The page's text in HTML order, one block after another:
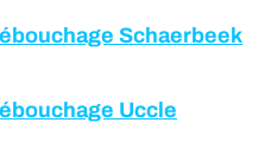
Schaerbeek
Uccle